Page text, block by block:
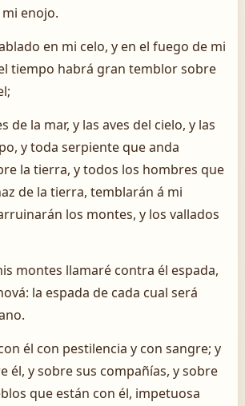
enojo.
en mi celo, y en el fuego de mi
tiempo habrá gran temblor sobre
de la mar, y las aves del cielo, y las
y toda serpiente que anda
la tierra, y todos los hombres que
de la tierra, temblarán á mi
los montes, y los vallados
montes llamaré contra él espada,
la espada de cada cual será
él con pestilencia y con sangre; y
él, y sobre sus compañías, y sobre
que están con él, impetuosa